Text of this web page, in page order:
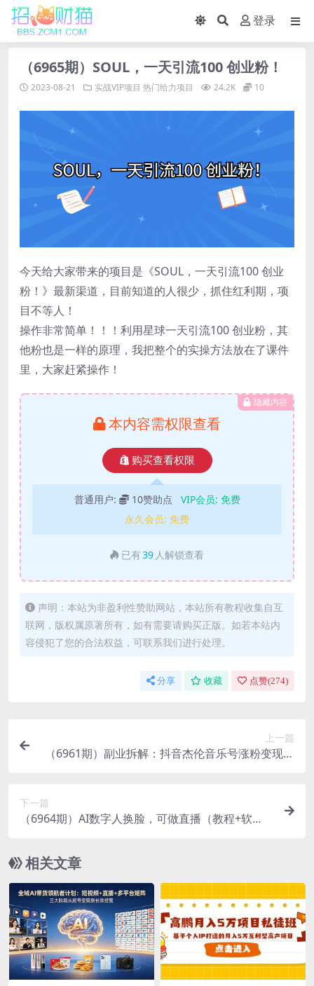
登录
（6965期）SOUL，一天引流100 创业粉！
2023-08-21 实战VIP项目 热门给力项目 24.2K 10
今天给大家带来的项目是《SOUL，一天引流100 创业
粉！》最新渠道，目前知道的人很少，抓住红利期，项
目不等人！
操作非常简单！！！利用星球一天引流100 创业粉，其
他粉也是一样的原理，我把整个的实操方法放在了课件
里，大家赶紧操作！
隐藏内容
本内容需权限查看
购买查看权限
普通用户: 10赞助点 VIP会员: 免费
永久会员: 免费
已有39 人解锁查看
声明：本站为非盈利性赞助网站，本站所有教程收集自互
联网，版权属原著所有，如有需要请购买正版。如若本站内
容侵犯了您的合法权益，可联系我们进行处理。
分享 收藏 点赞(274)
上一篇
（6961期）副业拆解：抖音杰伦音乐号涨粉变现项
下一篇
（6964期）AI数字人换脸，可做直播（教程+软
相关文章